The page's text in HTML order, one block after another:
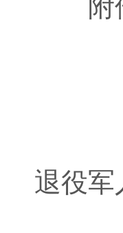
退役军